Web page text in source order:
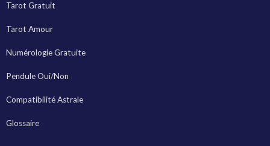
Tarot Gratuit
Tarot Amour
Numérologie Gratuite
Pendule Oui/Non
Compatibilité Astrale
Glossaire